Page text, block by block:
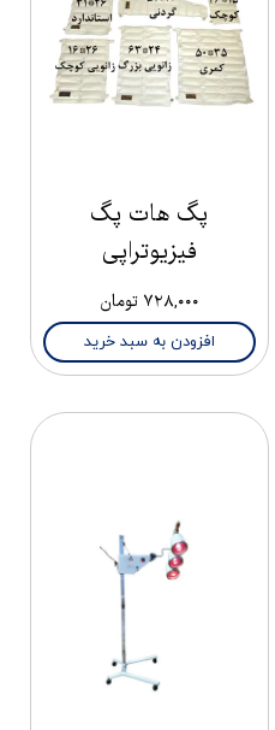
پگ هات پگ
فیزیوتراپی
۷۲۸,۰۰۰ تومان
افزودن به سبد خرید